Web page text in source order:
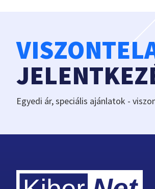
Egyedi ár, speciális ajánlatok -